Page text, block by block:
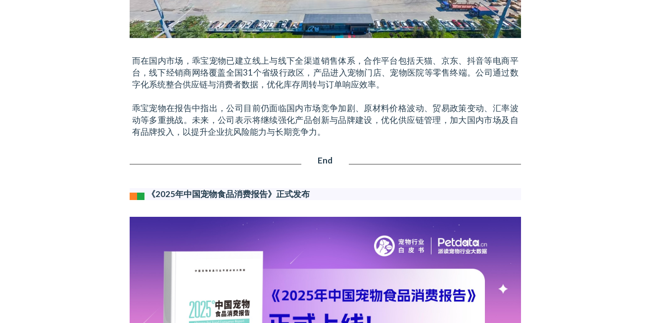
而在国内市场，乖宝宠物已建立线上与线下全渠道销售体系，合作平台包括天猫、京东、抖音等电商平
台，线下经销商网络覆盖全国31个省级行政区，产品进入宠物门店、宠物医院等零售终端。公司通过数
字化系统整合供应链与消费者数据，优化库存周转与订单响应效率。
乖宝宠物在报告中指出，公司目前仍面临国内市场竞争加剧、原材料价格波动、贸易政策变动、汇率波
动等多重挑战。未来，公司表示将继续强化产品创新与品牌建设，优化供应链管理，加大国内市场及自
有品牌投入，以提升企业抗风险能力与长期竞争力。
End
《2025年中国宠物食品消费报告》正式发布